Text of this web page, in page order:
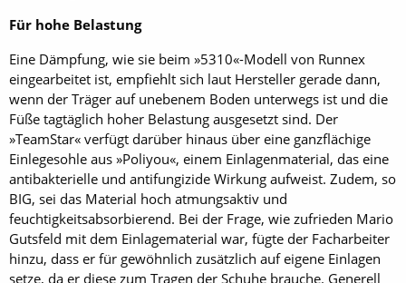
Für hohe Belastung
Eine Dämpfung, wie sie beim »5310«-Modell von Runnex
eingearbeitet ist, empfiehlt sich laut Hersteller gerade dann,
wenn der Träger auf unebenem Boden unterwegs ist und die
Füße tagtäglich hoher Belastung ausgesetzt sind. Der
»TeamStar« verfügt darüber hinaus über eine ganzflächige
Einlegesohle aus »Poliyou«, einem Einlagenmaterial, das eine
antibakterielle und antifungizide Wirkung aufweist. Zudem, so
BIG, sei das Material hoch atmungsaktiv und
feuchtigkeitsabsorbierend. Bei der Frage, wie zufrieden Mario
Gutsfeld mit dem Einlagematerial war, fügte der Facharbeiter
hinzu, dass er für gewöhnlich zusätzlich auf eigene Einlagen
setze, da er diese zum Tragen der Schuhe brauche. Generell